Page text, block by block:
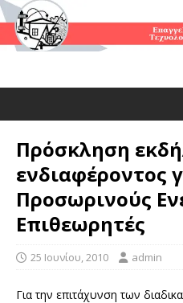
Πρόσκληση
ενδιαφέροντος
Προσωρινούς
Επιθεωρητές
25 Ιουνίου, 2010 admin
Για την επιτάχυνση των